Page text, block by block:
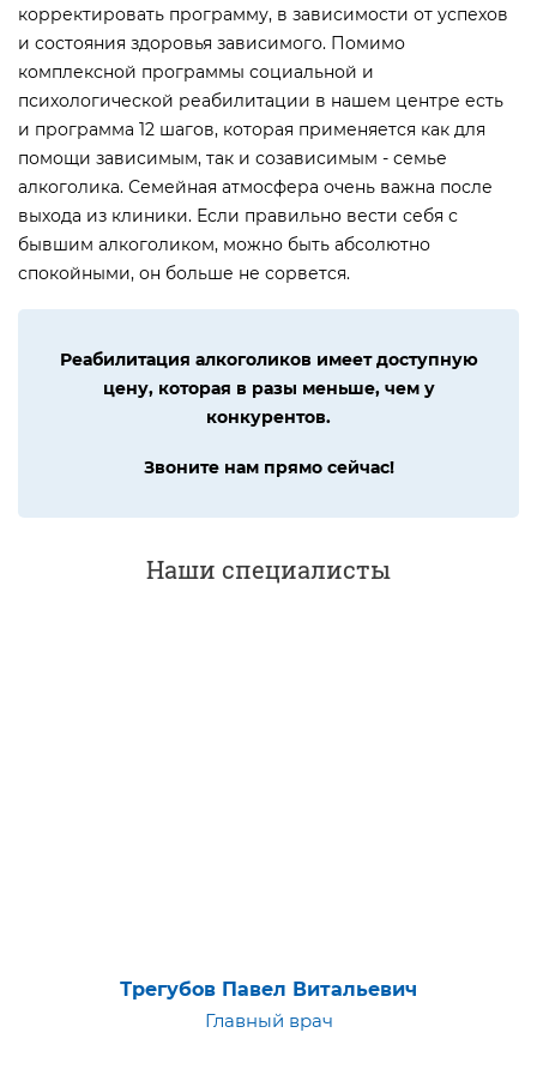
корректировать программу, в зависимости от успехов
и состояния здоровья зависимого. Помимо
комплексной программы социальной и
психологической реабилитации в нашем центре есть
и программа 12 шагов, которая применяется как для
помощи зависимым, так и созависимым - семье
алкоголика. Семейная атмосфера очень важна после
выхода из клиники. Если правильно вести себя с
бывшим алкоголиком, можно быть абсолютно
спокойными, он больше не сорвется.
Реабилитация алкоголиков имеет доступную
цену, которая в разы меньше, чем у
конкурентов.
Звоните нам прямо сейчас!
Наши специалисты
Трегубов Павел Витальевич
Главный врач